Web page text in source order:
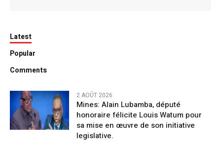
Latest
Popular
Comments
2 AOÛT 2026
Mines: Alain Lubamba, député
honoraire félicite Louis Watum pour
sa mise en œuvre de son initiative
legislative.